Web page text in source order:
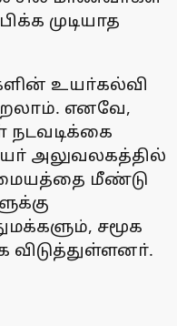
முடியாத
உயா்கல்வி
எனவே,
நடவடிக்கை
அலுவலகத்தில்
மீண்டு
சமூக